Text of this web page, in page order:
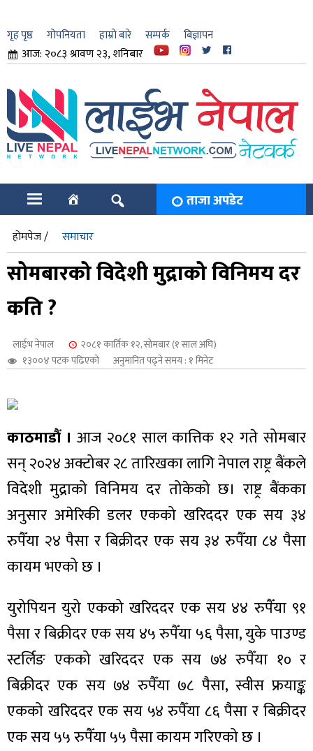
गृह पृष्ठ गोपनियता हाम्रो बारे सम्पर्क बिज्ञापन
आज: २०८३ श्रावण २३, शनिबार
ताजा अपडेट
होमपेज / समाचार
सोमबारको विदेशी मुद्राको विनिमय दर
कति ?
लाईभ नेपाल
२०८१ कार्तिक १२, सोमबार (१ साल अघि)
१३००४ पटक पढिएको
अनुमानित पढ्ने समय : १ मिनेट
काठमाडौं । आज २०८१ साल कात्तिक १२ गते सोमबार
सन् २०२४ अक्टोबर २८ तारिखका लागि नेपाल राष्ट्र बैंकले
विदेशी मुद्राको विनिमय दर तोकेको छ। राष्ट्र बैंकका
अनुसार अमेरिकी डलर एकको खरिददर एक सय ३४
रुपैँया २४ पैसा र बिक्रीदर एक सय ३४ रुपैँया ८४ पैसा
कायम भएको छ ।
युरोपियन युरो एकको खरिददर एक सय ४४ रुपैँया ९१
पैसा र बिक्रीदर एक सय ४५ रुपैँया ५६ पैसा, युके पाउण्ड
स्टर्लिङ एकको खरिददर एक सय ७४ रुपैँया १० र
बिक्रीदर एक सय ७४ रुपैँया ७८ पैसा, स्वीस फ्रयाङ्क
एकको खरिददर एक सय ५४ रुपैँया ८६ पैसा र बिक्रीदर
एक सय ५५ रुपैँया ५५ पैसा कायम गरिएको छ ।